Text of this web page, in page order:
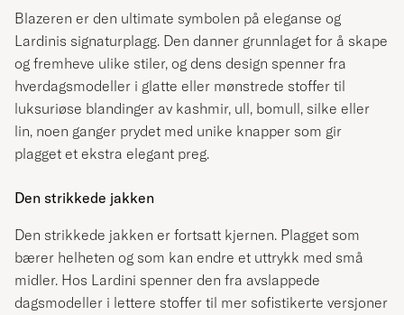
Blazeren er den ultimate symbolen på eleganse og
Lardinis signaturplagg. Den danner grunnlaget for å skape
og fremheve ulike stiler, og dens design spenner fra
hverdagsmodeller i glatte eller mønstrede stoffer til
luksuriøse blandinger av kashmir, ull, bomull, silke eller
lin, noen ganger prydet med unike knapper som gir
plagget et ekstra elegant preg.
Den strikkede jakken
Den strikkede jakken er fortsatt kjernen. Plagget som
bærer helheten og som kan endre et uttrykk med små
midler. Hos Lardini spenner den fra avslappede
dagsmodeller i lettere stoffer til mer sofistikerte versjoner